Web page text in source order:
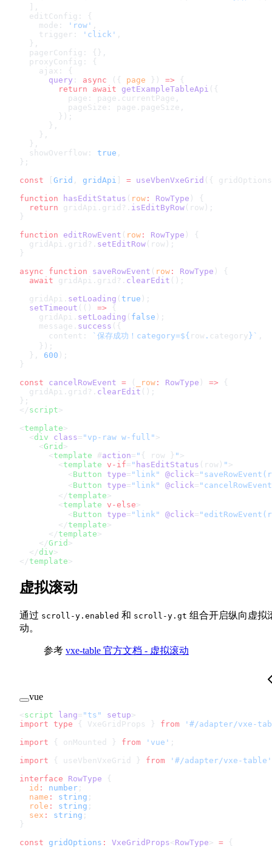
  ],
  editConfig: {
    mode:
'row' ,
    trigger:
'click' ,
  },
  pagerConfig: {},
  proxyConfig: {
    ajax: {
      query
: async ({ page }) => {
        return
await getExampleTableApi ({
          page: page.currentPage,
          pageSize: page.pageSize,
        });
      },
    },
  },
  showOverflow:
true ,
};
const
Grid , gridApi = useVbenVxeGrid ({
function hasEditStatus ( row : RowType ) {
  return
gridApi.grid?. isEditByRow (row);
}
function editRowEvent ( row : RowType ) {
  gridApi.grid?.
setEditRow (row);
}
async function saveRowEvent ( row : RowType ) {
  await
gridApi.grid?. clearEdit ();
  gridApi.
setLoading ( true );
  setTimeout
(() => {
    gridApi.
setLoading ( false );
    message.
success ({
      content:
`保存成功！category=${ row . category }` ,
    });
  },
600 );
}
const cancelRowEvent = ( _row : RowType ) => {
  gridApi.grid?.
clearEdit ();
};
</ script >
< template >
  <
div class= "vp-raw w-full" >
    <
Grid >
      <
template #action= " { row } " >
        <
template v-if= " hasEditStatus (row) " >
          <
Button type= "link" @click=
          <
Button type= "link" @click=
        </
template >
        <
template v-else >
          <
Button type= "link" @click=
        </
template >
      </
template >
    </
Grid >
  </
div >
</ template >
虚拟滚动
通过 scroll-y.enabled 和 scroll-y.gt 组合开启纵向虚拟
动。
参考 vxe-table 官方文档 - 虚拟滚动
vue
< script lang= "ts" setup >
import type { VxeGridProps } from '#/adapter/vxe-
import { onMounted } from 'vue' ;
import { useVbenVxeGrid } from '#/adapter/vxe-table'
interface RowType {
  id
: number ;
  name
: string ;
  role
: string ;
  sex
: string ;
}
const gridOptions : VxeGridProps< RowType > = {